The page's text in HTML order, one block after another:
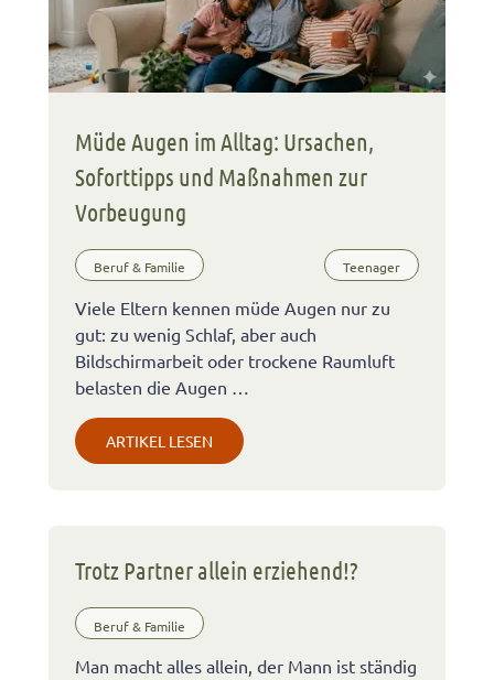
Müde Augen im Alltag: Ursachen,
Soforttipps und Maßnahmen zur
Vorbeugung
Beruf & Familie Teenager
Viele Eltern kennen müde Augen nur zu
gut: zu wenig Schlaf, aber auch
Bildschirmarbeit oder trockene Raumluft
belasten die Augen …
ARTIKEL LESEN
Trotz Partner allein erziehend!?
Beruf & Familie
Man macht alles allein, der Mann ist ständig